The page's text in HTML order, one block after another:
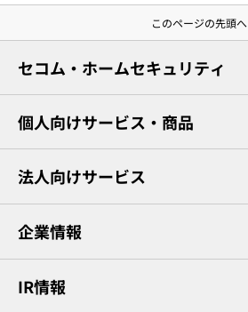
このページの先頭へ
セコム・ホームセキュリティ
個人向けサービス・商品
法人向けサービス
企業情報
IR情報